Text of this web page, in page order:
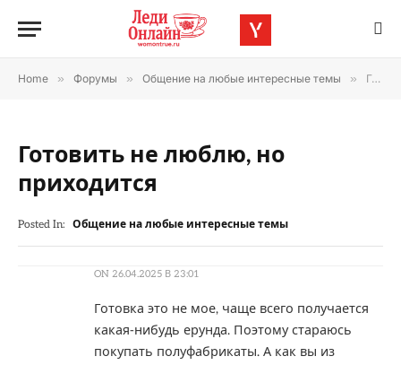
Home » Форумы » Общение на любые интересные темы » Готовить не люблю, но приходится
Готовить не люблю, но
приходится
Posted In: Общение на любые интересные темы
ON 26.04.2025 В 23:01
Готовка это не мое, чаще всего получается
какая-нибудь ерунда. Поэтому стараюсь
покупать полуфабрикаты. А как вы из